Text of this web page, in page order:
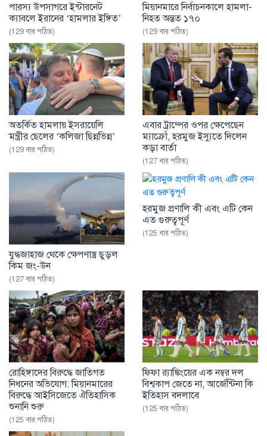
পারস্য উপসাগরে ইন্টারনেট
ক্যাবলে ইরানের ‘হামলার ইঙ্গিত’
(129 বার পঠিত)
মিয়ানমারে নির্বাচনকালে হামলা-
নিহত অন্তত ১৭০
(129 বার পঠিত)
অতর্কিত হামলায় ইসরায়েলি
মন্ত্রীর ছেলের ‘কলিজা ছিন্নভিন্ন’
(129 বার পঠিত)
এবার ট্রাম্পের ওপর ক্ষেপেছেন
ম্যাক্রোঁ, হরমুজ ইস্যুতে দিলেন
কড়া বার্তা
(127 বার পঠিত)
যুদ্ধজাহাজ থেকে ক্ষেপণাস্ত্র ছুড়ল
কিম জং-উন
(127 বার পঠিত)
হরমুজ প্রণালি কী এবং এটি কেন
এত গুরুত্বপূর্ণ
(125 বার পঠিত)
রোহিঙ্গাদের বিরুদ্ধে জাতিগত
নিধনের অভিযোগ: মিয়ানমারের
বিরুদ্ধে আইসিজেতে ঐতিহাসিক
শুনানি শুরু
(125 বার পঠিত)
ফিফা র‌্যাঙ্কিংয়ের এক নম্বর দল
বিশ্বকাপ জেতে না, আর্জেন্টিনা কি
ইতিহাস বদলাবে
(125 বার পঠিত)